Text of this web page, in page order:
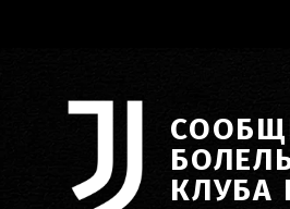
КЛУБА